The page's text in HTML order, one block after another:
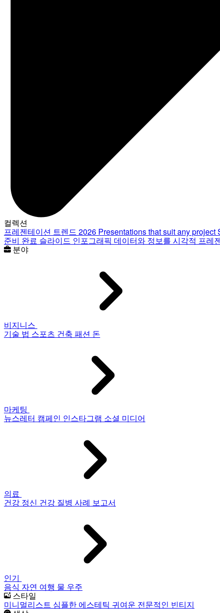
컬렉션
프레젠테이션 트렌드 2026 Presentations that suit any project
준비 완료 슬라이드 인포그래픽 데이터와 정보를 시각적 프레
분야
비지니스
기술 법 스포츠 건축 패션 돈
마케팅
뉴스레터 캠페인 인스타그램 소셜 미디어
의료
건강 정신 건강 질병 사례 보고서
인기
음식 자연 여행 물 우주
스타일
미니멀리스트 심플한 에스테틱 귀여운 전문적인 빈티지